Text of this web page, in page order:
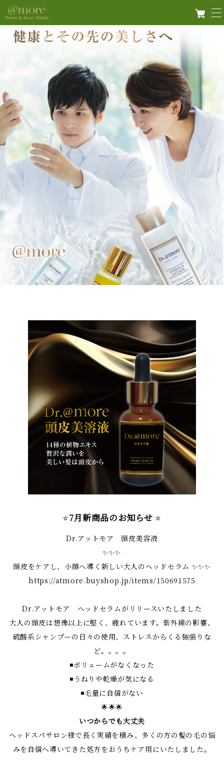
⭐️7月新商品のお知らせ ⭐️
Dr.アットモア 頭皮美容液
✨✨✨
頭皮をケアし、小顔へ導く新しい大人のヘッドセラム ✨✨✨
https://atmore.buyshop.jp/items/150691575
Dr.アットモア ヘッドセラムがリリースいたしました
大人の頭皮は想像以上に堅く、疲れています。紫外線の影響、
硫酸系シャンプーの日々の使用、ストレスからくる強張りな
ど。。。。
◾️ボリュームがなくなった
◾️うねりや乾燥が気になる
◾️毛量に自信がない
🌟🌟🌟
いつからでも大丈夫
ヘッドスパサロン様で長く実績を積み、多くの方の髪の毛の悩
みを自信へ導いてきた処方をおうちケア用にいたしました。